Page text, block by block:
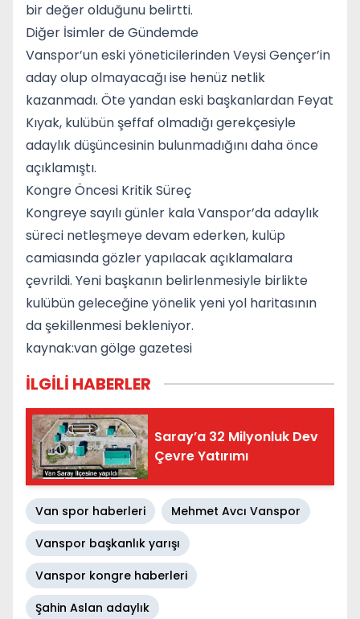
bir değer olduğunu belirtti.
Diğer İsimler de Gündemde
Vanspor’un eski yöneticilerinden Veysi Gençer’in
aday olup olmayacağı ise henüz netlik
kazanmadı. Öte yandan eski başkanlardan Feyat
Kıyak, kulübün şeffaf olmadığı gerekçesiyle
adaylık düşüncesinin bulunmadığını daha önce
açıklamıştı.
Kongre Öncesi Kritik Süreç
Kongreye sayılı günler kala Vanspor’da adaylık
süreci netleşmeye devam ederken, kulüp
camiasında gözler yapılacak açıklamalara
çevrildi. Yeni başkanın belirlenmesiyle birlikte
kulübün geleceğine yönelik yeni yol haritasının
da şekillenmesi bekleniyor.
kaynak:van gölge gazetesi
İLGİLİ HABERLER
Saray’a 32 Milyonluk Dev
Çevre Yatırımı
Van spor haberleri
Mehmet Avcı Vanspor
Vanspor başkanlık yarışı
Vanspor kongre haberleri
Şahin Aslan adaylık